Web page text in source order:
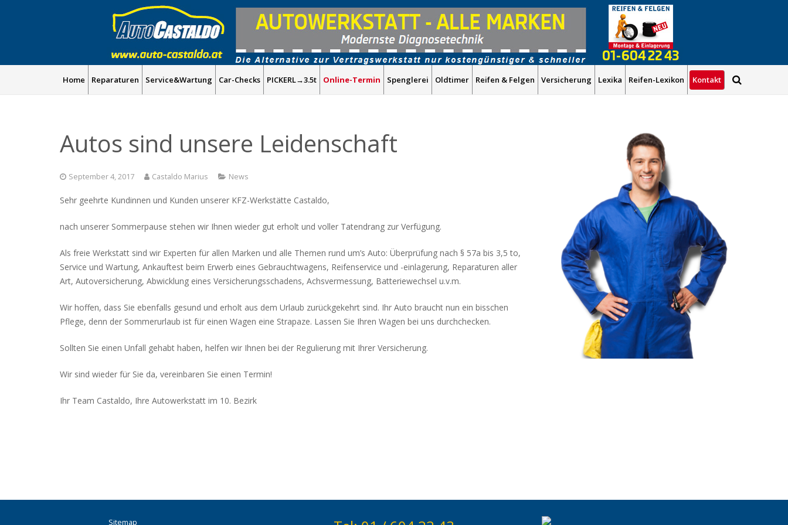
Home Reparaturen Service&Wartung Car-Checks PICKERL→3.5t Online-Termin Spenglerei Oldtimer Reifen & Felgen Versicherung Lexika Reifen-Lexikon Kontakt
Autos sind unsere Leidenschaft
September 4, 2017 Castaldo Marius News
Sehr geehrte Kundinnen und Kunden unserer KFZ-Werkstätte Castaldo,
nach unserer Sommerpause stehen wir Ihnen wieder gut erholt und voller Tatendrang zur Verfügung.
Als freie Werkstatt sind wir Experten für allen Marken und alle Themen rund um’s Auto: Überprüfung nach § 57a bis 3,5 to,
Service und Wartung, Ankauftest beim Erwerb eines Gebrauchtwagens, Reifenservice und -einlagerung, Reparaturen aller
Art, Autoversicherung, Abwicklung eines Versicherungsschadens, Achsvermessung, Batteriewechsel u.v.m.
Wir hoffen, dass Sie ebenfalls gesund und erholt aus dem Urlaub zurückgekehrt sind. Ihr Auto braucht nun ein bisschen
Pflege, denn der Sommerurlaub ist für einen Wagen eine Strapaze. Lassen Sie Ihren Wagen bei uns durchchecken.
Sollten Sie einen Unfall gehabt haben, helfen wir Ihnen bei der Regulierung mit Ihrer Versicherung.
Wir sind wieder für Sie da, vereinbaren Sie einen Termin!
Ihr Team Castaldo, Ihre Autowerkstatt im 10. Bezirk
Sitemap